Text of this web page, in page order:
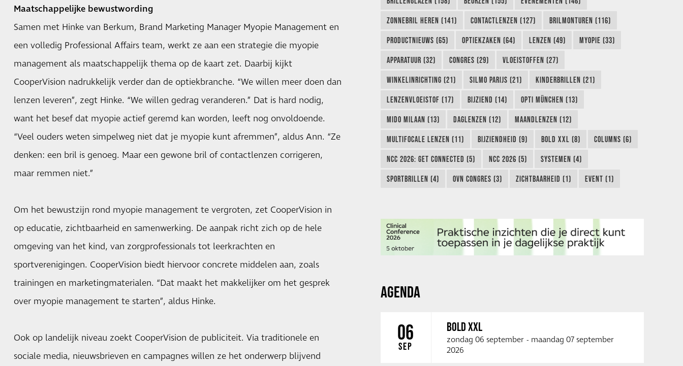
Maatschappelijke bewustwording
Samen met Hinke van Berkum, Brand Marketing Manager Myopie Management en
een volledig Professional Affairs team, werkt ze aan een strategie die myopie
management als maatschappelijk thema op de kaart zet. Daarbij kijkt
CooperVision nadrukkelijk verder dan de optiekbranche. “We willen meer doen dan
lenzen leveren”, zegt Hinke. “We willen gedrag veranderen.” Dat is hard nodig,
want het besef dat myopie actief geremd kan worden, leeft nog onvoldoende.
“Veel ouders weten simpelweg niet dat je myopie kunt afremmen”, aldus Ann. “Ze
denken: een bril is genoeg. Maar een gewone bril of contactlenzen corrigeren,
maar remmen niet.”
Om het bewustzijn rond myopie management te vergroten, zet CooperVision in
op educatie, zichtbaarheid en samenwerking. De aanpak richt zich op de hele
omgeving van het kind, van zorgprofessionals tot leerkrachten en
sportverenigingen. CooperVision biedt hiervoor concrete middelen aan, zoals
trainingen en marketingmaterialen. “Dat maakt het makkelijker om het gesprek
over myopie management te starten”, aldus Hinke.
Ook op landelijk niveau zoekt CooperVision de publiciteit. Via traditionele en
sociale media, nieuwsbrieven en campagnes willen ze het onderwerp blijvend
ZONNEBRIL HEREN (141) CONTACTLENZEN (127) BRILMONTUREN (116)
PRODUCTNIEUWS (65) OPTIEKZAKEN (64) LENZEN (49) MYOPIE (33)
APPARATUUR (32) CONGRES (29) VLOEISTOFFEN (27)
WINKELINRICHTING (21) SILMO PARIJS (21) KINDERBRILLEN (21)
LENZENVLOEISTOF (17) BIJZIEND (14) OPTI MÜNCHEN (13)
MIDO MILAAN (13) DAGLENZEN (12) MAANDLENZEN (12)
MULTIFOCALE LENZEN (11) BIJZIENDHEID (9) BOLD XXL (8) COLUMNS (6)
NCC 2026: GET CONNECTED (5) NCC 2026 (5) SYSTEMEN (4)
SPORTBRILLEN (4) OVN CONGRES (3) ZICHTBAARHEID (1) EVENT (1)
AGENDA
06
SEP
BOLD XXL
zondag 06 september - maandag 07 september
2026